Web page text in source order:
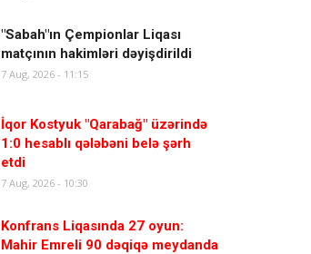
"Sabah"ın Çempionlar Liqası
matçının hakimləri dəyişdirildi
7 Aug, 2026 - 11:15
İqor Kostyuk "Qarabağ" üzərində
1:0 hesablı qələbəni belə şərh
etdi
7 Aug, 2026 - 10:30
Konfrans Liqasında 27 oyun:
Mahir Emreli 90 dəqiqə meydanda